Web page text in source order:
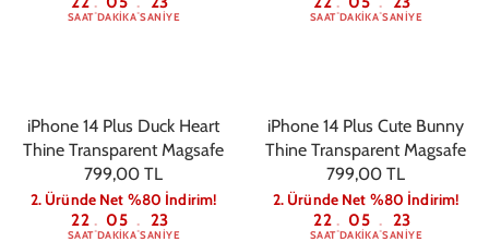
SAAT:DAKIKA:SANIYE SAAT:DAKIKA:SANIYE
iPhone 14 Plus Duck Heart
Thine Transparent Magsafe
799,00 TL
2. Üründe Net %80 İndirim!
22
SAAT: 05
DAKIKA: 22
SANIYE
iPhone 14 Plus Cute Bunny
Thine Transparent Magsafe
799,00 TL
2. Üründe Net %80 İndirim!
22
SAAT: 05
DAKIKA: 22
SANIYE